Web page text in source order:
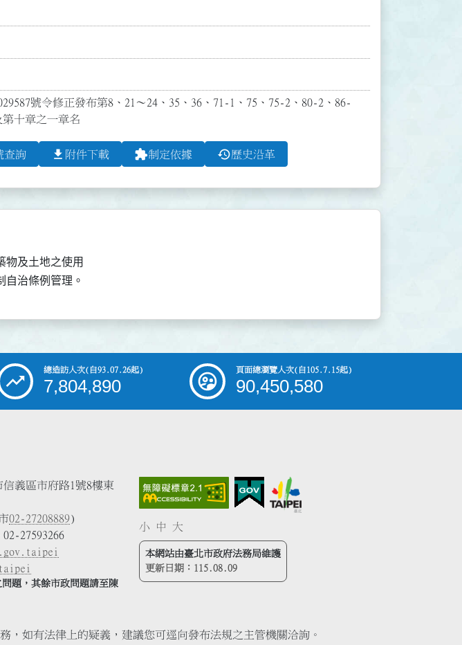
號令修正發布第8、21～24、35、36、71-1、75、75-2、80-2、86-
十章之一章名
查詢 file_download 附件下載 extension制定依據 history歷史沿革
物及土地之使用
治條例管理。
總造訪人次(自93.07.26起)
7,804,890
頁面總瀏覽人次(自105.7.15起)
90,450,580
信義區市府路1號8樓東
02-27208889)
02-27593266
題，其餘市政問題請至陳
小 中 大
本網站由臺北市政府法務局維護
更新日期： 115.08.09
如有法律上的疑義，建議您可逕向發布法規之主管機關洽詢。